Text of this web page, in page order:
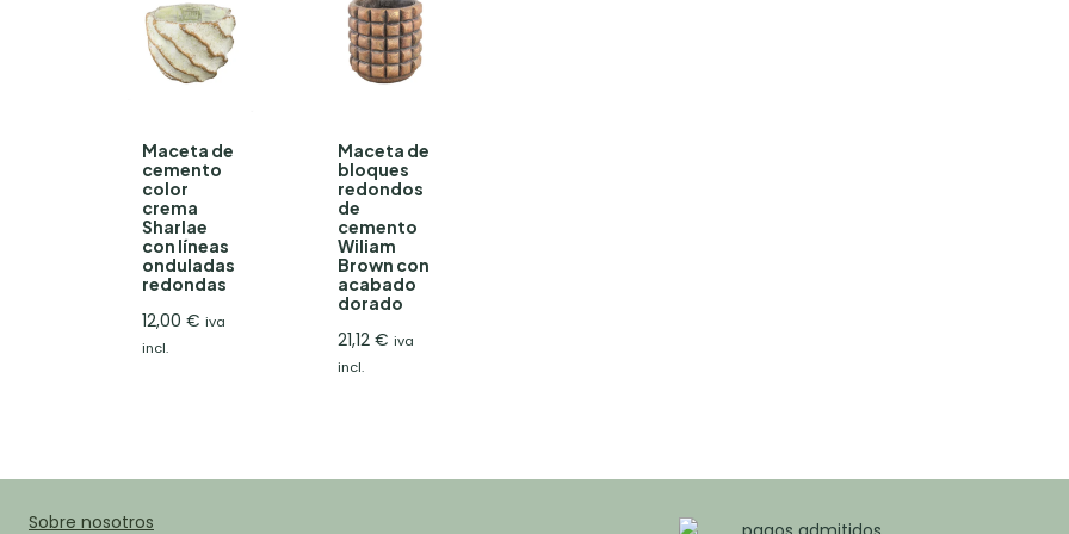
Maceta de
cemento
color
crema
Sharlae
con líneas
onduladas
redondas
12,00 € iva
incl.
Maceta de
bloques
redondos
de
cemento
Wiliam
Brown con
acabado
dorado
21,12 € iva
incl.
Sobre nosotros